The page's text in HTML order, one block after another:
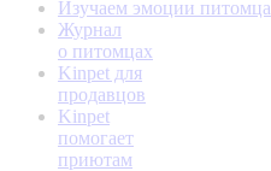
Изучаем эмоции питомца
Журнал
о питомцах
Kinpet для
продавцов
Kinpet
помогает
приютам